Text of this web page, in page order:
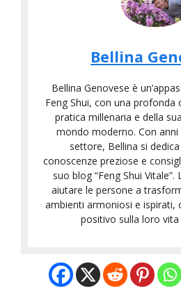
Bellina
Bellina Genovese è
Feng Shui, con una profonda
pratica millenaria e della
mondo moderno. Con anni
settore, Bellina si
conoscenze preziose e
suo blog “Feng Shui
aiutare le persone a
ambienti armoniosi e ispirati,
positivo sulla loro vita